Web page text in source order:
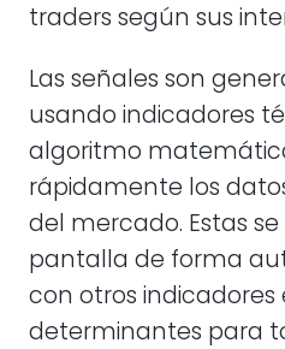
traders según sus
Las señales son
usando indicadores
algoritmo
rápidamente los
del mercado. Estas
pantalla de forma
con otros indicadores
determinantes para